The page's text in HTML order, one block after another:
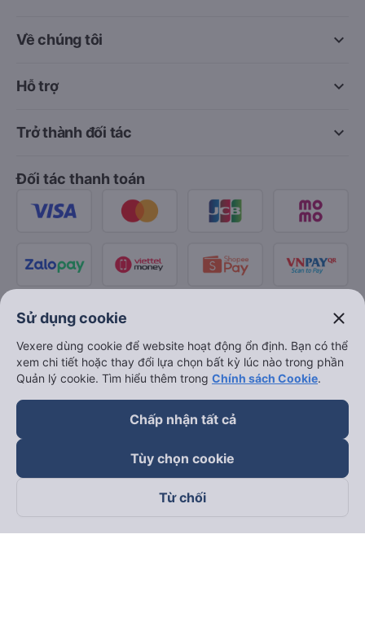
keyboard_arrow_down
Về chúng tôi
keyboard_arrow_down
Hỗ trợ
keyboard_arrow_down
Trở thành đối tác
Đối tác thanh toán
Sử dụng cookie close
Vexere dùng cookie để website hoạt động ổn định. Bạn có thể
xem chi tiết hoặc thay đổi lựa chọn bất kỳ lúc nào trong phần
Quản lý cookie. Tìm hiểu thêm trong Chính sách Cookie.
Chấp nhận tất cả
Tùy chọn cookie
Từ chối